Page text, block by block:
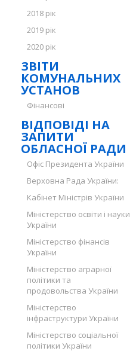
2018 рік
2019 рік
2020 рік
ЗВІТИ
КОМУНАЛЬНИХ
УСТАНОВ
Фінансові
ВІДПОВІДІ НА
ЗАПИТИ
ОБЛАСНОЇ РАДИ
Офіс Президента України
Верховна Рада України:
Кабінет Міністрів України
Міністерство освіти і науки
України
Міністерство фінансів
України
Міністерство аграрної
політики та
продовольства України
Міністерство
інфраструктури України
Міністерство соціальної
політики України